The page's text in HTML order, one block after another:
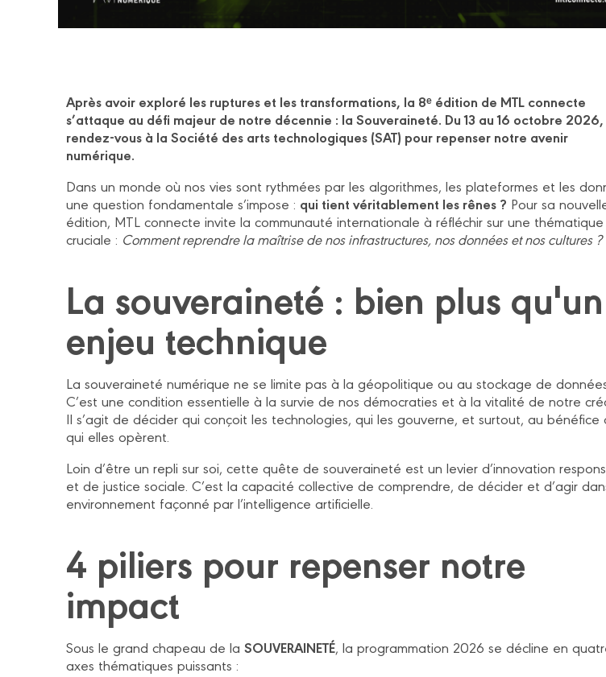
Après avoir exploré les ruptures et les transformations, la 8ᵉ édition de MTL connecte
s’attaque au défi majeur de notre décennie : la Souveraineté. Du 13 au 16 octobre 2026,
rendez-vous à la Société des arts technologiques (SAT) pour repenser notre avenir
numérique.
Dans un monde où nos vies sont rythmées par les algorithmes, les plateformes et les
une question fondamentale s’impose : qui tient véritablement les rênes ? Pour sa
édition, MTL connecte invite la communauté internationale à réfléchir sur une thématique
cruciale : Comment reprendre la maîtrise de nos infrastructures, nos données et nos cultures ?
La souveraineté : bien plus qu'un
enjeu technique
La souveraineté numérique ne se limite pas à la géopolitique ou au stockage de
C’est une condition essentielle à la survie de nos démocraties et à la vitalité de notre
Il s’agit de décider qui conçoit les technologies, qui les gouverne, et surtout, au bénéfice
qui elles opèrent.
Loin d’être un repli sur soi, cette quête de souveraineté est un levier d’innovation
et de justice sociale. C’est la capacité collective de comprendre, de décider et d’agir
environnement façonné par l’intelligence artificielle.
4 piliers pour repenser notre
impact
Sous le grand chapeau de la SOUVERAINETÉ, la programmation 2026 se décline en
axes thématiques puissants :